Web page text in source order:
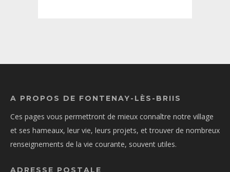
A PROPOS DE FONTENAY-LÈS-BRIIS
Ces pages vous permettront de mieux connaître notre village
et ses hameaux, leur vie, leurs projets, et trouver de nombreux
renseignements de la vie courante, souvent utiles.
ADRESSE POSTALE